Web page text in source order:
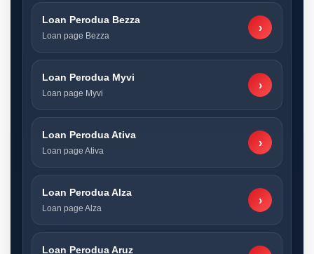
Loan Perodua Bezza
Loan page Bezza
›
Loan Perodua Myvi
Loan page Myvi
›
Loan Perodua Ativa
Loan page Ativa
›
Loan Perodua Alza
Loan page Alza
›
Loan Perodua Aruz